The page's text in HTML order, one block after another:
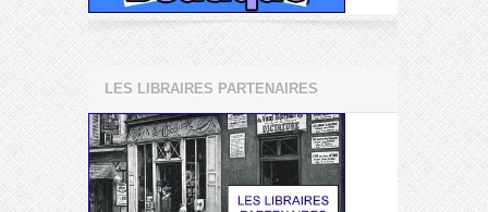
LES LIBRAIRES PARTENAIRES